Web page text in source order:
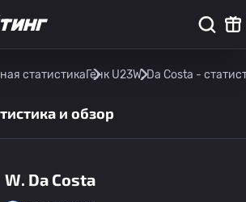
статистикаГенк U23W. Da Costa -
и обзор
W. Da Costa